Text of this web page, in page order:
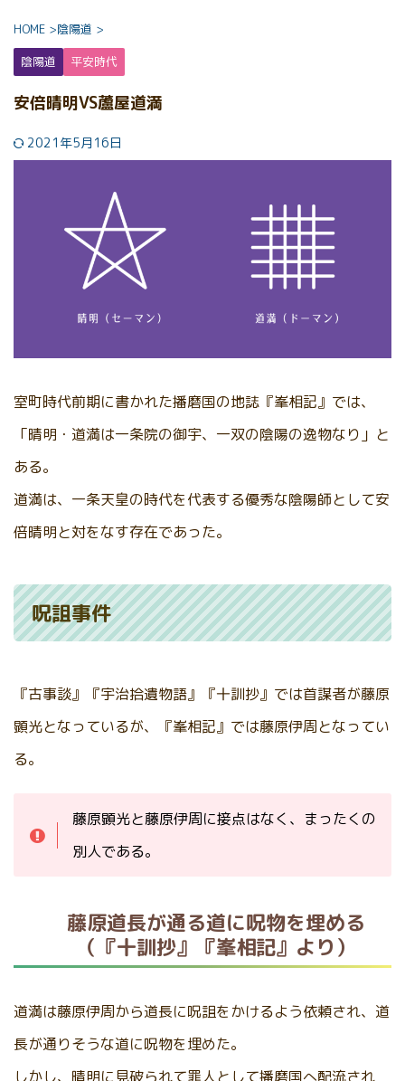
HOME >陰陽道 >
陰陽道
平安時代
安倍晴明VS蘆屋道満
2021年5月16日
室町時代前期に書かれた播磨国の地誌『峯相記』では、
「晴明・道満は一条院の御宇、一双の陰陽の逸物なり」と
ある。
道満は、一条天皇の時代を代表する優秀な陰陽師として安
倍晴明と対をなす存在であった。
呪詛事件
『古事談』『宇治拾遺物語』『十訓抄』では首謀者が藤原
顕光となっているが、『峯相記』では藤原伊周となってい
る。
藤原顕光と藤原伊周に接点はなく、まったくの
別人である。
藤原道長が通る道に呪物を埋める
（『十訓抄』『峯相記』より）
道満は藤原伊周から道長に呪詛をかけるよう依頼され、道
長が通りそうな道に呪物を埋めた。
しかし、晴明に見破られて罪人として播磨国へ配流され